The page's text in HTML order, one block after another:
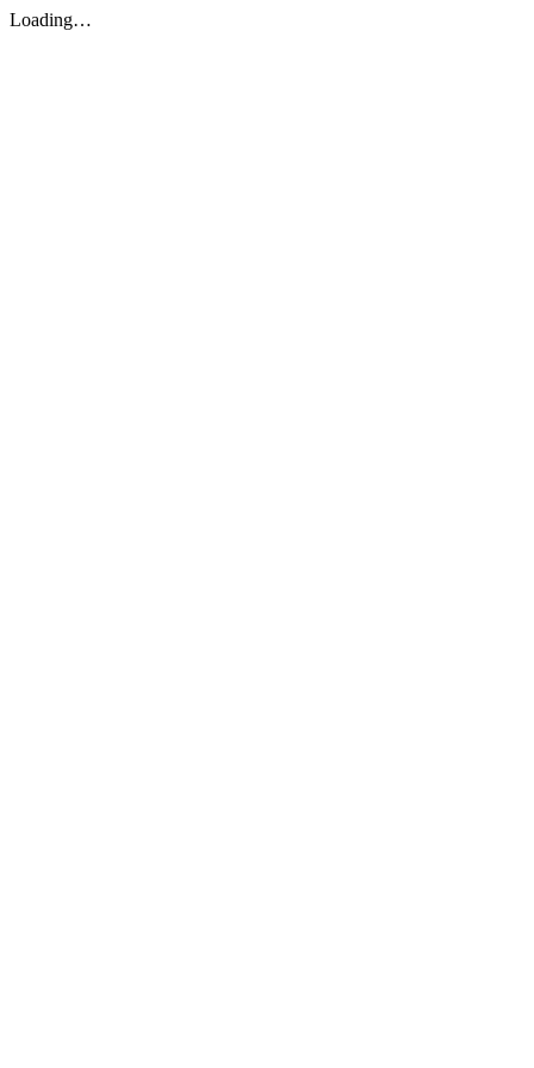
Loading…